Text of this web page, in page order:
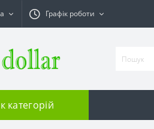
Графік роботи
категорій